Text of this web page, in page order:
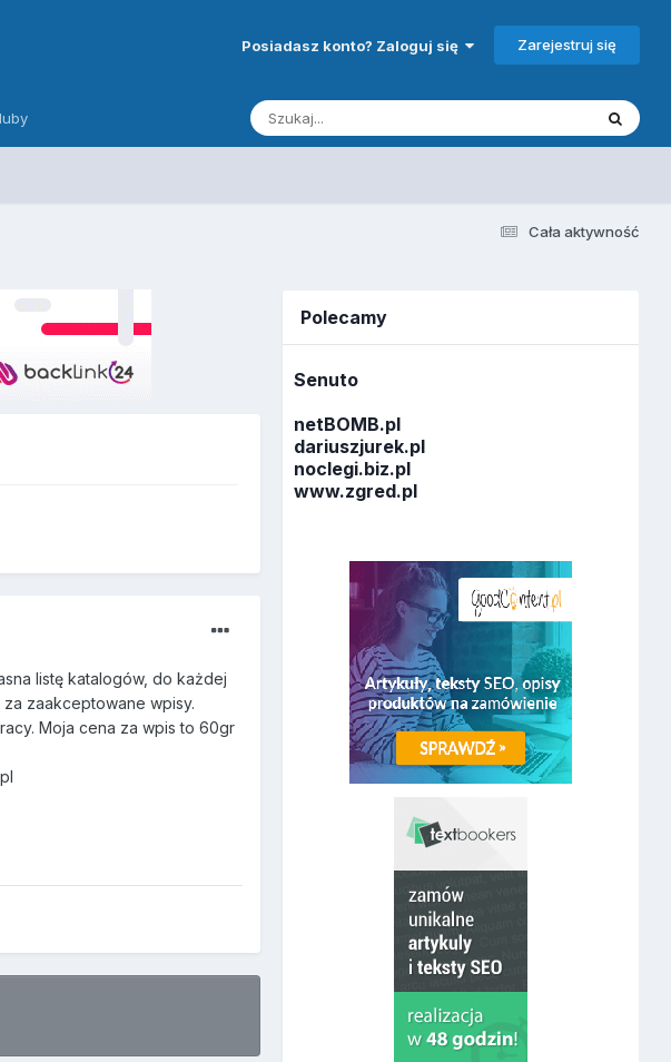
Posiadasz konto? Zaloguj się Zarejestruj się
Cała aktywność
listę katalogów, do każdej
za zaakceptowane wpisy.
Moja cena za wpis to 60gr
Polecamy
Senuto
netBOMB.pl
dariuszjurek.pl
noclegi.biz.pl
www.zgred.pl